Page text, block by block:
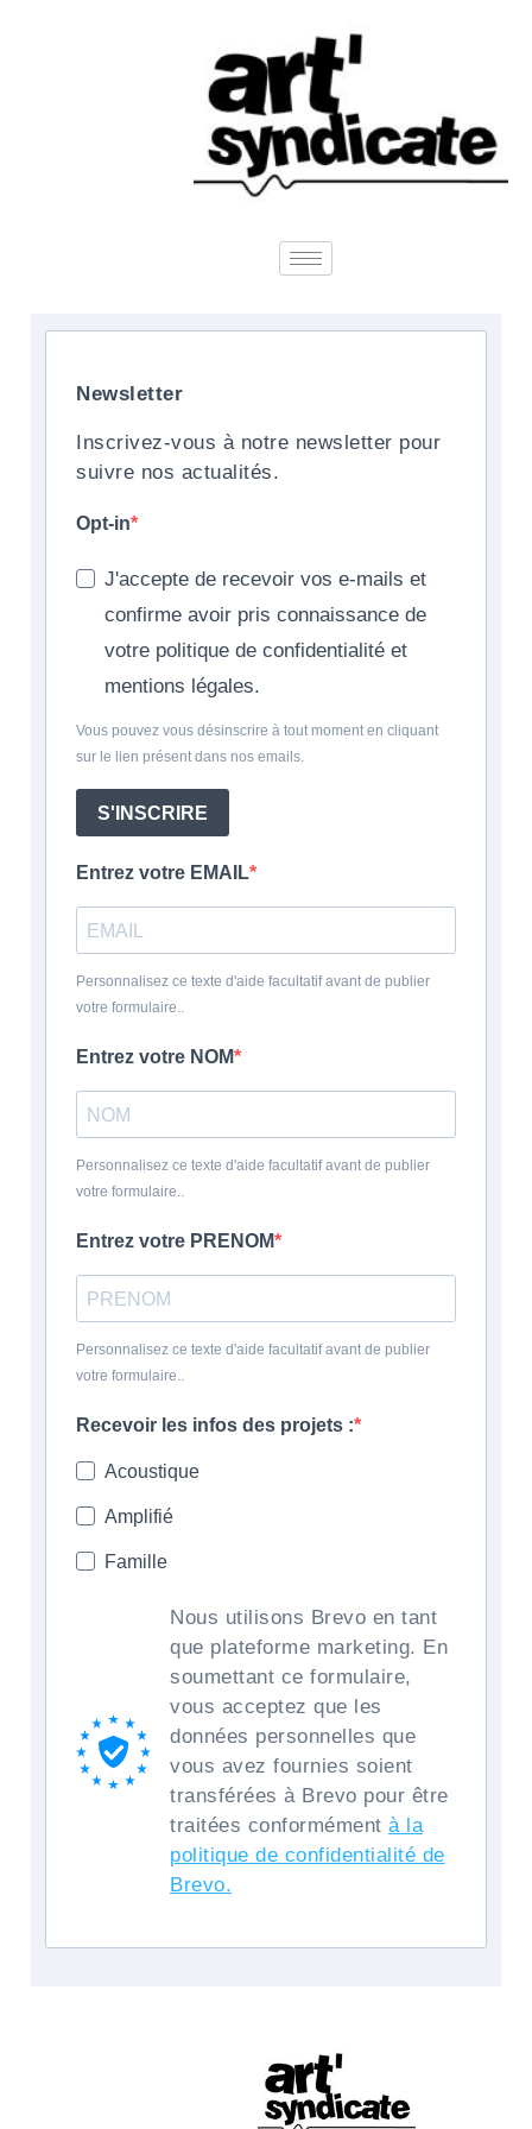
Newsletter
Inscrivez-vous à notre newsletter pour
suivre nos actualités.
Opt-in
J'accepte de recevoir vos e-mails et
confirme avoir pris connaissance de
votre politique de confidentialité et
mentions légales.
Vous pouvez vous désinscrire à tout moment en cliquant
sur le lien présent dans nos emails.
S'INSCRIRE
Entrez votre EMAIL
Personnalisez ce texte d'aide facultatif avant de publier
votre formulaire..
Entrez votre NOM
Personnalisez ce texte d'aide facultatif avant de publier
votre formulaire..
Entrez votre PRENOM
Personnalisez ce texte d'aide facultatif avant de publier
votre formulaire..
Recevoir les infos des projets :
Acoustique
Amplifié
Famille
Nous utilisons Brevo en tant
que plateforme marketing. En
soumettant ce formulaire,
vous acceptez que les
données personnelles que
vous avez fournies soient
transférées à Brevo pour être
traitées conformément à la
politique de confidentialité de
Brevo.